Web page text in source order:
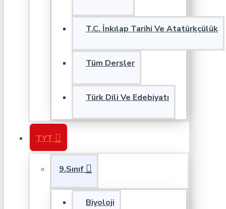
T.C. İnkılap Tarihi Ve Atatürkçülük
Tüm Dersler
Türk Dili Ve Edebiyatı
TYT
9.Sınıf
Biyoloji